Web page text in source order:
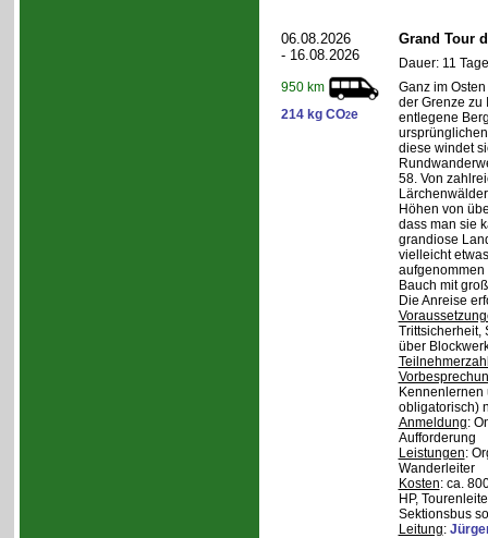
06.08.2026
- 16.08.2026
950 km
214 kg CO2e
Grand Tour
Dauer: 11
Ganz im
der Grenze zu
entlegene
diese windet
58. Von
Höhen von
dass man sie
grandiose
vielleicht
Bauch mit
Die Anreise
Trittsicherheit,
über
obligatorisch)
Anmeldung:
Aufforderung
Leistungen:
Wanderleiter
Kosten: ca.
HP,
Sektionsbus
Leitung: